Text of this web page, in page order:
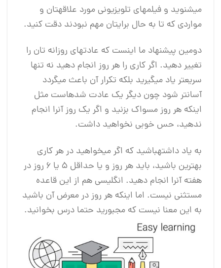
می‎شنوید و فیلم‎های تلویزیونی مورد علاقه‎تان و
مواردی که تا به حال برایتان مهم نبودند دقت کنید.
دومین پیشنهاد ما اینست که عادت‎های روزانه ‎تان را
تغییر دهید. اگر کاری را هر روز انجام دهید نه تنها
سریع‎تر یاد می‎گیرید بلکه تکرار آن باعث می‎گردد
آسان‎تر شود چون دیگر یک عادت شده‎است مثل
اینکه هر روز مسواک بزنید و اگر یک روز آنرا انجام
ندهید، حس خوبی نخواهید داشت.
به یاد داشته‎باشید که اگر می‎خواهید در هر کاری
بهترین باشید، باید هر روز و یا حداقل 5 یا 6 روز در
هفته آنرا انجام دهید. انگلیسی هم از این قاعده
مستثنی نیست. اما اینکه هر روز در معرض آن باشید
به این معنا نیست که مجبورید حتما درس بخوانید.